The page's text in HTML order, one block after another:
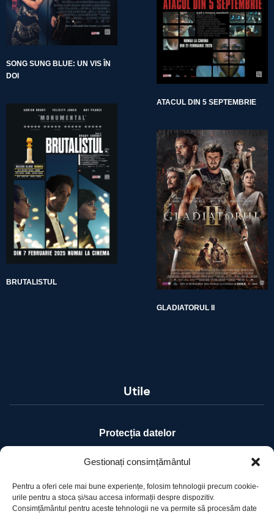
Gestionați consimțământul
Pentru a oferi cele mai bune experiențe, folosim tehnologii precum cookie-
urile pentru a stoca și/sau accesa informații despre dispozitiv.
Consimțământul pentru aceste tehnologii ne va permite să procesăm date
SONG SUNG BLUE: UN VIS ÎN
DOI
ATACUL DIN 5 SEPTEMBRIE
BRUTALISTUL
GLADIATORUL II
Utile
Protecția datelor
Declarație cookie-uri
Contact